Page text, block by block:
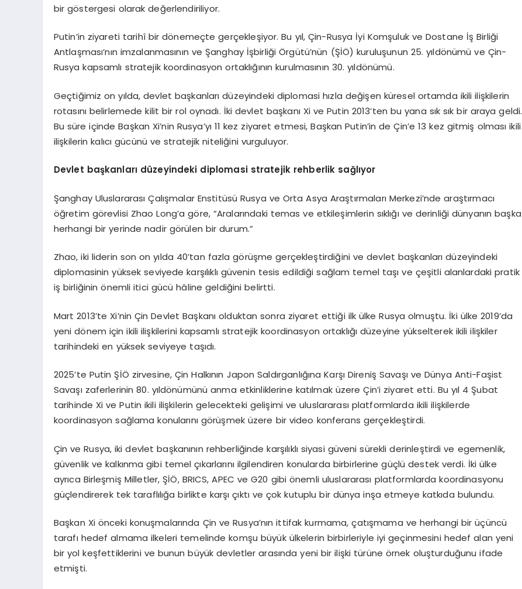
bir göstergesi olarak değerlendiriliyor.
Putin’in ziyareti tarihî bir dönemeçte gerçekleşiyor. Bu yıl, Çin-Rusya İyi Komşuluk ve Dostane İş Birliği
Antlaşması’nın imzalanmasının ve Şanghay İşbirliği Örgütü’nün (ŞİÖ) kuruluşunun 25. yıldönümü ve Çin-
Rusya kapsamlı stratejik koordinasyon ortaklığının kurulmasının 30. yıldönümü.
Geçtiğimiz on yılda, devlet başkanları düzeyindeki diplomasi hızla değişen küresel ortamda ikili ilişkilerin
rotasını belirlemede kilit bir rol oynadı. İki devlet başkanı Xi ve Putin 2013’ten bu yana sık sık bir araya geldi.
Bu süre içinde Başkan Xi’nin Rusya’yı 11 kez ziyaret etmesi, Başkan Putin’in de Çin’e 13 kez gitmiş olması ikili
ilişkilerin kalıcı gücünü ve stratejik niteliğini vurguluyor.
Devlet başkanları düzeyindeki diplomasi stratejik rehberlik sağlıyor
Şanghay Uluslararası Çalışmalar Enstitüsü Rusya ve Orta Asya Araştırmaları Merkezi’nde araştırmacı
öğretim görevlisi Zhao Long’a göre, “Aralarındaki temas ve etkileşimlerin sıklığı ve derinliği dünyanın başka
herhangi bir yerinde nadir görülen bir durum.”
Zhao, iki liderin son on yılda 40’tan fazla görüşme gerçekleştirdiğini ve devlet başkanları düzeyindeki
diplomasinin yüksek seviyede karşılıklı güvenin tesis edildiği sağlam temel taşı ve çeşitli alanlardaki pratik
iş birliğinin önemli itici gücü hâline geldiğini belirtti.
Mart 2013’te Xi’nin Çin Devlet Başkanı olduktan sonra ziyaret ettiği ilk ülke Rusya olmuştu. İki ülke 2019’da
yeni dönem için ikili ilişkilerini kapsamlı stratejik koordinasyon ortaklığı düzeyine yükselterek ikili ilişkiler
tarihindeki en yüksek seviyeye taşıdı.
2025’te Putin ŞİÖ zirvesine, Çin Halkının Japon Saldırganlığına Karşı Direniş Savaşı ve Dünya Anti-Faşist
Savaşı zaferlerinin 80. yıldönümünü anma etkinliklerine katılmak üzere Çin’i ziyaret etti. Bu yıl 4 Şubat
tarihinde Xi ve Putin ikili ilişkilerin gelecekteki gelişimi ve uluslararası platformlarda ikili ilişkilerde
koordinasyon sağlama konularını görüşmek üzere bir video konferans gerçekleştirdi.
Çin ve Rusya, iki devlet başkanının rehberliğinde karşılıklı siyasi güveni sürekli derinleştirdi ve egemenlik,
güvenlik ve kalkınma gibi temel çıkarlarını ilgilendiren konularda birbirlerine güçlü destek verdi. İki ülke
ayrıca Birleşmiş Milletler, ŞİÖ, BRICS, APEC ve G20 gibi önemli uluslararası platformlarda koordinasyonu
güçlendirerek tek taraflılığa birlikte karşı çıktı ve çok kutuplu bir dünya inşa etmeye katkıda bulundu.
Başkan Xi önceki konuşmalarında Çin ve Rusya’nın ittifak kurmama, çatışmama ve herhangi bir üçüncü
tarafı hedef almama ilkeleri temelinde komşu büyük ülkelerin birbirleriyle iyi geçinmesini hedef alan yeni
bir yol keşfettiklerini ve bunun büyük devletler arasında yeni bir ilişki türüne örnek oluşturduğunu ifade
etmişti.